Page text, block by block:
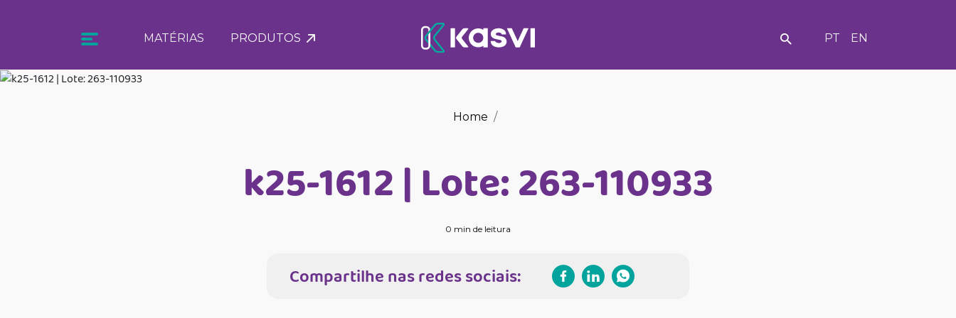
MATÉRIAS PRODUTOS PT EN
Home
k25-1612 | Lote: 263-110933
0 min de leitura
Compartilhe nas redes sociais: